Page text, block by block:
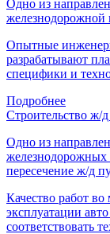
Одно из
железнодорожной
Опытные
разрабатывают
специфики и
Подробнее
Строительство ж/д
Одно из
железнодорожных
пересечение ж/д
Качество работ
эксплуатации
соответствовать